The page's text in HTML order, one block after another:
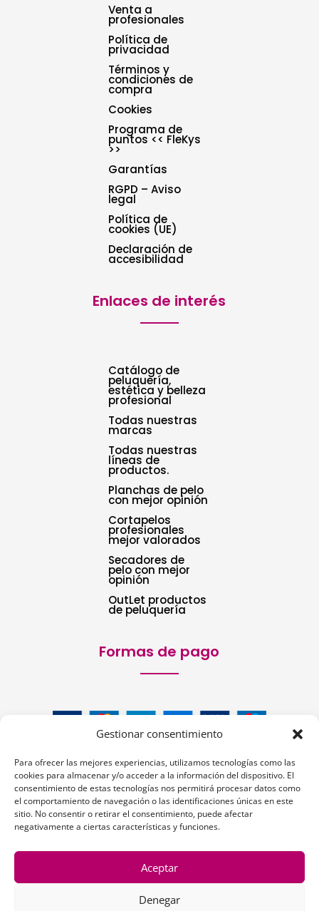
Gestionar consentimiento
Para ofrecer las mejores experiencias, utilizamos tecnologías como las
cookies para almacenar y/o acceder a la información del dispositivo. El
consentimiento de estas tecnologías nos permitirá procesar datos como
el comportamiento de navegación o las identificaciones únicas en este
sitio. No consentir o retirar el consentimiento, puede afectar
negativamente a ciertas características y funciones.
Aceptar
Denegar
Venta a
profesionales
Política de
privacidad
Términos y
condiciones de
compra
Cookies
Programa de
puntos << FleKys
>>
Garantías
RGPD – Aviso
legal
Política de
cookies (UE)
Declaración de
accesibilidad
Enlaces de interés
Catálogo de
peluquería,
estética y belleza
profesional
Todas nuestras
marcas
Todas nuestras
líneas de
productos.
Planchas de pelo
con mejor opinión
Cortapelos
profesionales
mejor valorados
Secadores de
pelo con mejor
opinión
OutLet productos
de peluquería
Formas de pago
Siguenos: